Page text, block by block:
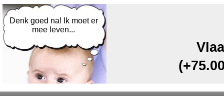
Denk goed na! Ik moet er
mee leven...